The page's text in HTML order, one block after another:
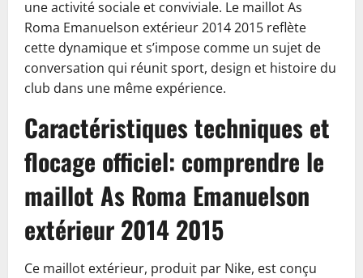
une activité sociale et conviviale. Le maillot As
Roma Emanuelson extérieur 2014 2015 reflète
cette dynamique et s’impose comme un sujet de
conversation qui réunit sport, design et histoire du
club dans une même expérience.
Caractéristiques techniques et
flocage officiel: comprendre le
maillot As Roma Emanuelson
extérieur 2014 2015
Ce maillot extérieur, produit par Nike, est conçu